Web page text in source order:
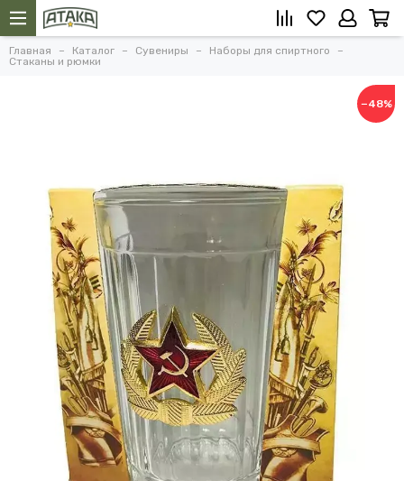
Главная Каталог Сувениры
Наборы для спиртного
Стаканы и рюмки
−48%